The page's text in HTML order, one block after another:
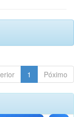
1 Póximo